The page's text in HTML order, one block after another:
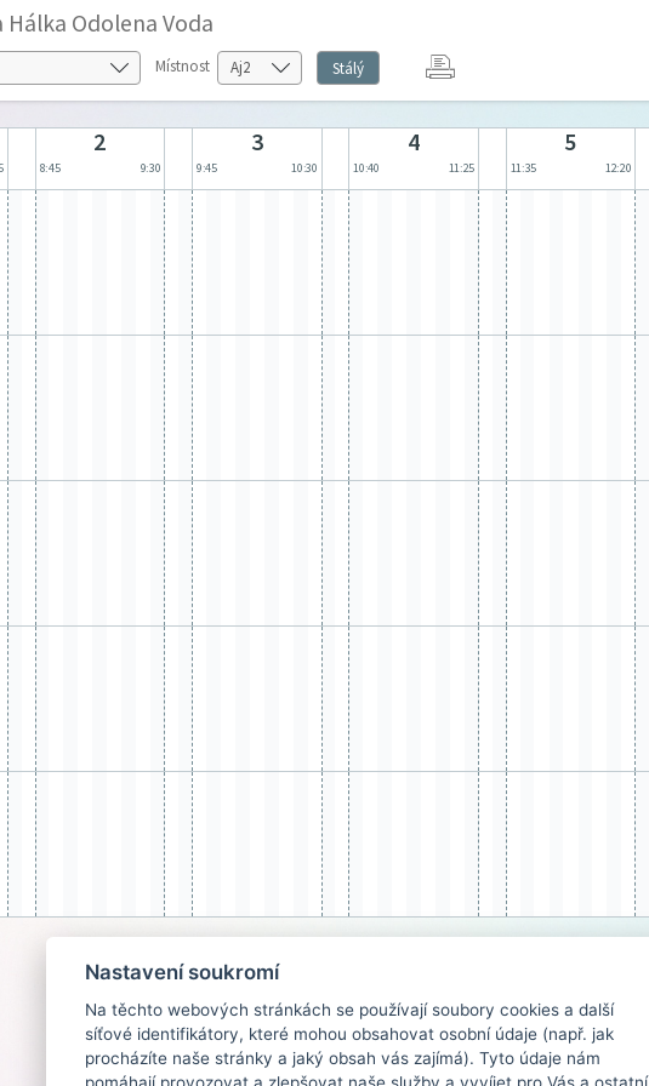
Odolena Voda
Místnost Stálý
2
8:45 9:30
3
9:45 10:30
4
10:40 11:25
5
11:35 12:20
Nastavení soukromí
Na těchto webových stránkách se používají soubory cookies a další
síťové identifikátory, které mohou obsahovat osobní údaje (např. jak
procházíte naše stránky a jaký obsah vás zajímá). Tyto údaje nám